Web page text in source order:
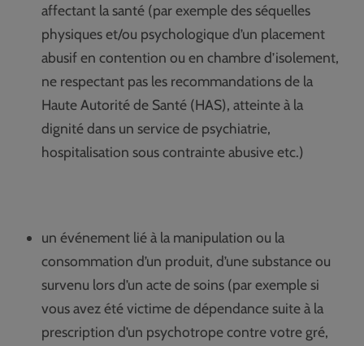
affectant la santé (par exemple des séquelles
physiques et/ou psychologique d’un placement
abusif en contention ou en chambre d’isolement,
ne respectant pas les recommandations de la
Haute Autorité de Santé (HAS), atteinte à la
dignité dans un service de psychiatrie,
hospitalisation sous contrainte abusive etc.)
un événement lié à la manipulation ou la
consommation d’un produit, d’une substance ou
survenu lors d’un acte de soins (par exemple si
vous avez été victime de dépendance suite à la
prescription d’un psychotrope contre votre gré,